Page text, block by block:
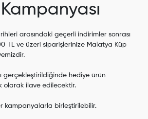
arasındaki geçerli indirimler sonrası
TL ve üzeri siparişlerinize Malatya Küp
gerçekleştirildiğinde hediye ürün
olarak ilave edilecektir.
kampanyalarla birleştirilebilir.